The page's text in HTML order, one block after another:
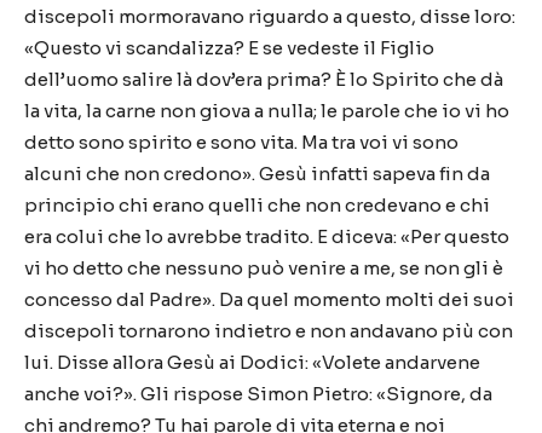
discepoli mormoravano riguardo a questo, disse loro:
«Questo vi scandalizza? E se vedeste il Figlio
dell’uomo salire là dov’era prima? È lo Spirito che dà
la vita, la carne non giova a nulla; le parole che io vi ho
detto sono spirito e sono vita. Ma tra voi vi sono
alcuni che non credono». Gesù infatti sapeva fin da
principio chi erano quelli che non credevano e chi
era colui che lo avrebbe tradito. E diceva: «Per questo
vi ho detto che nessuno può venire a me, se non gli è
concesso dal Padre». Da quel momento molti dei suoi
discepoli tornarono indietro e non andavano più con
lui. Disse allora Gesù ai Dodici: «Volete andarvene
anche voi?». Gli rispose Simon Pietro: «Signore, da
chi andremo? Tu hai parole di vita eterna e noi